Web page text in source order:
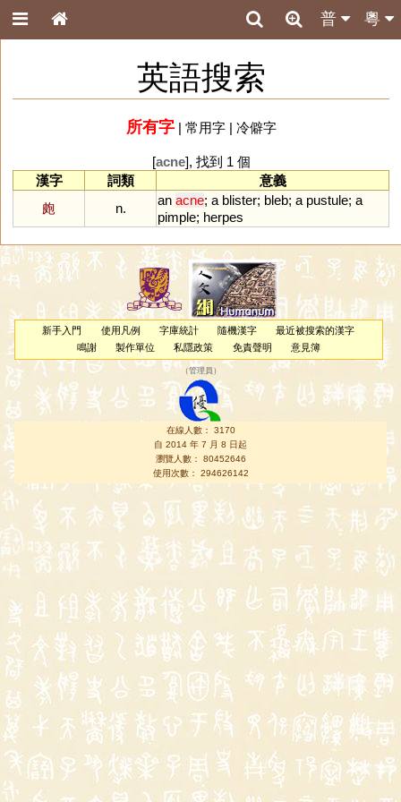
粵
普
英語搜索
所有字| 常用字| 冷僻字
[acne], 找到 1 個
漢字
詞類
意義
皰
n.
an acne; a blister; bleb; a pustule; a
pimple; herpes
新手入門 使用凡例 字庫統計 隨機漢字
最近被搜索的漢字
鳴謝
製作單位 私隱政策 免責聲明 意見簿
（管理員 ）
在線人數： 3170
自 2014 年 7 月 8 日起
瀏覽人數： 80452646
使用次數： 294626142